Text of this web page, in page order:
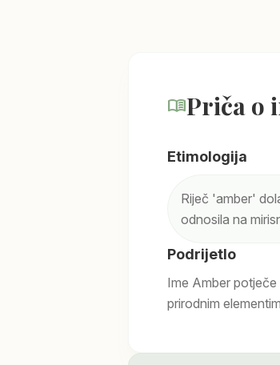
menu_bookPriča o
Etimologija
Riječ 'amber'
odnosila na
Podrijetlo
Ime Amber
prirodnim